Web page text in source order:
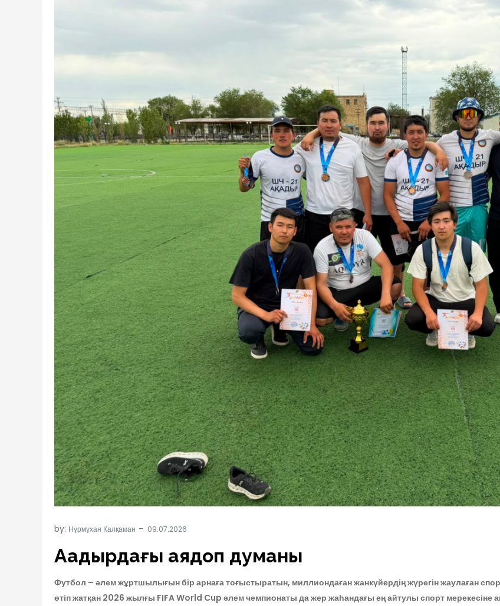
by: Нұрмұхан Қалқаман
Ақадырдағы аяқдоп думаны
Футбол – әлем жұртшылығын бір арнаға тоғыстыратын, миллиондаған жанкүйердің жүрегін жаулаған
өтіп жатқан 2026 жылғы FIFA World Cup әлем чемпионаты да жер жаһандағы ең айтулы спорт мерекесіне